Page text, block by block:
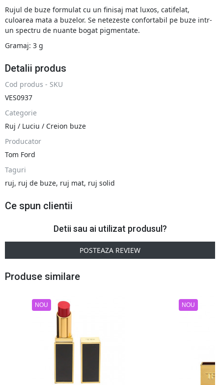
Rujul de buze formulat cu un finisaj mat luxos, catifelat,
culoarea mata a buzelor. Se netezeste confortabil pe buze intr-
un spectru de nuante bogat pigmentate.
Gramaj: 3 g
Detalii produs
Cod produs - SKU
VES0937
Categorie
Ruj / Luciu / Creion buze
Producator
Tom Ford
Taguri
ruj, ruj de buze, ruj mat, ruj solid
Ce spun clientii
Detii sau ai utilizat produsul?
POSTEAZA REVIEW
Produse similare
NOU NOU